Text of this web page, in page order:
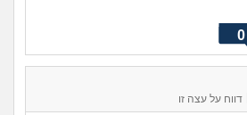
0
דווח על עצה זו